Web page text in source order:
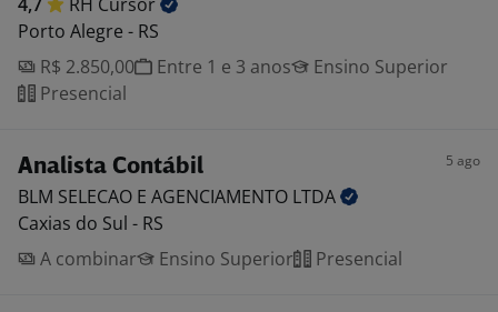
Porto Alegre - RS
R$ 2.850,00
Entre 1 e 3 anos
Ensino Superior
Presencial
Analista Contábil 5 ago
BLM SELECAO E AGENCIAMENTO LTDA
Caxias do Sul - RS
A combinar
Ensino Superior Presencial